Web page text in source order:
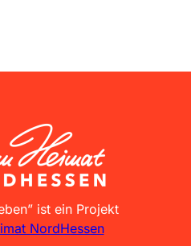
ist ein Projekt
NordHessen